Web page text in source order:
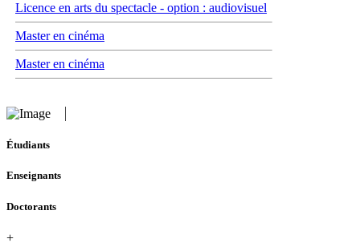
Licence en arts du spectacle - option : audiovisuel
Master en cinéma
Master en cinéma
Étudiants
Enseignants
Doctorants
+